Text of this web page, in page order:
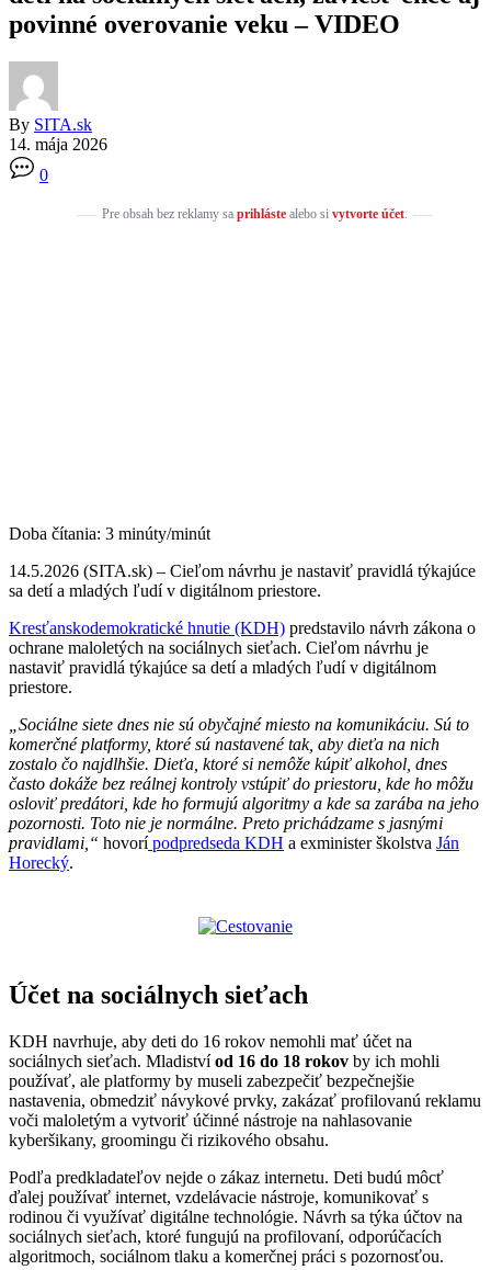
povinné overovanie veku – VIDEO
By SITA.sk
14. mája 2026
0
Pre obsah bez reklamy sa prihlástealebo si vytvorte účet.
Doba čítania: 3 minúty/minút
14.5.2026 (SITA.sk) – Cieľom návrhu je nastaviť pravidlá týkajúce
sa detí a mladých ľudí v digitálnom priestore.
Kresťanskodemokratické hnutie (KDH) predstavilo návrh zákona o
ochrane maloletých na sociálnych sieťach. Cieľom návrhu je
nastaviť pravidlá týkajúce sa detí a mladých ľudí v digitálnom
priestore.
„Sociálne siete dnes nie sú obyčajné miesto na komunikáciu. Sú to
komerčné platformy, ktoré sú nastavené tak, aby dieťa na nich
zostalo čo najdlhšie. Dieťa, ktoré si nemôže kúpiť alkohol, dnes
často dokáže bez reálnej kontroly vstúpiť do priestoru, kde ho môžu
osloviť predátori, kde ho formujú algoritmy a kde sa zarába na jeho
pozornosti. Toto nie je normálne. Preto prichádzame s jasnými
pravidlami,“ hovorípodpredseda KDH a exminister školstva Ján
Horecký.
Účet na sociálnych sieťach
KDH navrhuje, aby deti do 16 rokov nemohli mať účet na
sociálnych sieťach. Mladistvíod 16 do 18 rokov by ich mohli
používať, ale platformy by museli zabezpečiť bezpečnejšie
nastavenia, obmedziť návykové prvky, zakázať profilovanú reklamu
voči maloletým a vytvoriť účinné nástroje na nahlasovanie
kyberšikany, groomingu či rizikového obsahu.
Podľa predkladateľov nejde o zákaz internetu. Deti budú môcť
ďalej používať internet, vzdelávacie nástroje, komunikovať s
rodinou či využívať digitálne technológie. Návrh sa týka účtov na
sociálnych sieťach, ktoré fungujú na profilovaní, odporúčacích
algoritmoch, sociálnom tlaku a komerčnej práci s pozornosťou.